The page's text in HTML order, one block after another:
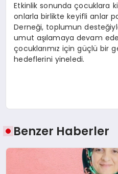
Etkinlik sonunda çocuklara
onlarla birlikte keyifli anlar
Derneği, toplumun
umut aşılamaya devam
çocuklarımız için güçlü bir
hedeflerini yineledi.
Benzer Haberler